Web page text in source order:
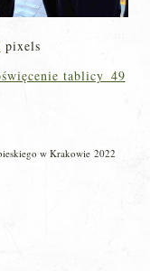
pixels
tablicy_49
w Krakowie 2022